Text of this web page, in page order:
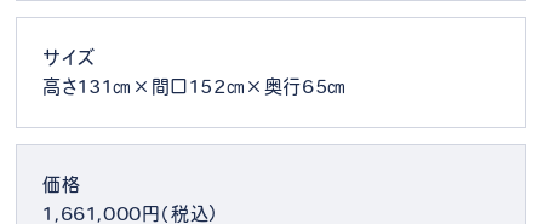
サイズ
高さ131㎝×間口152㎝×奥行65㎝
価格
1,661,000円（税込）